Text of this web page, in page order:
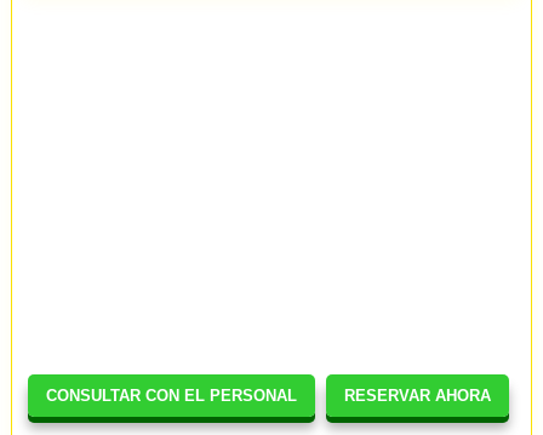
CONSULTAR CON EL PERSONAL RESERVAR AHORA